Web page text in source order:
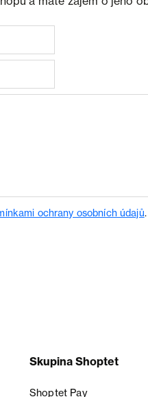
ochrany osobních údajů.
Skupina Shoptet
Shoptet Pay